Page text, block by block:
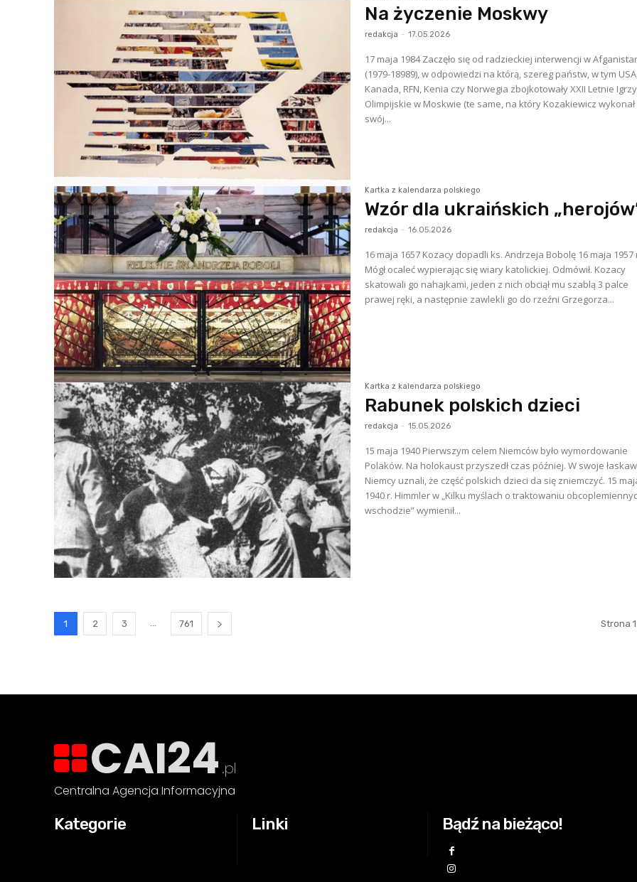
Na życzenie Moskwy
redakcja - 17.05.2026
17 maja 1984 Zaczęło się od radzieckiej interwencji w Afganistanie
(1979-18989), w odpowiedzi na którą, szereg państw, w tym
Kanada, RFN, Kenia czy Norwegia zbojkotowały XXII Letnie
Olimpijskie w Moskwie (te same, na który Kozakiewicz wykonał
swój...
Kartka z kalendarza polskiego
Wzór dla ukraińskich
redakcja - 16.05.2026
16 maja 1657 Kozacy dopadli ks. Andrzeja Bobolę 16 maja 1957 r.
Mógł ocaleć wypierając się wiary katolickiej. Odmówił. Kozacy
skatowali go nahajkami, jeden z nich obciął mu szablą 3 palce
prawej ręki, a następnie zawlekli go do rzeźni Grzegorza...
Kartka z kalendarza polskiego
Rabunek polskich dzieci
redakcja - 15.05.2026
15 maja 1940 Pierwszym celem Niemców było wymordowanie
Polaków. Na holokaust przyszedł czas później. W swoje
Niemcy uznali, że część polskich dzieci da się zniemczyć. 15
1940 r. Himmler w „Kilku myślach o traktowaniu
wschodzie” wymienił...
1 2 3 ... 761 Strona 1
CAI24 .pl
Centralna Agencja Informacyjna
Kategorie Linki Bądź na bieżąco!